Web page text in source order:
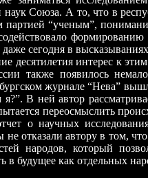
Союза. А то, что в
партией “ученым”,
даже сегодня в
интерес к этим
также появилось
журнале “Нева”
В ней автор
переосмыслить
о научных
не отказали автору в том,
народов, который
в будущее как отдельных